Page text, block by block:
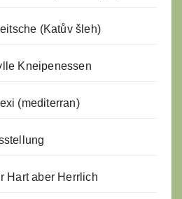
(Katův šleh)
Kneipenessen
(mediterran)
Hart aber Herrlich